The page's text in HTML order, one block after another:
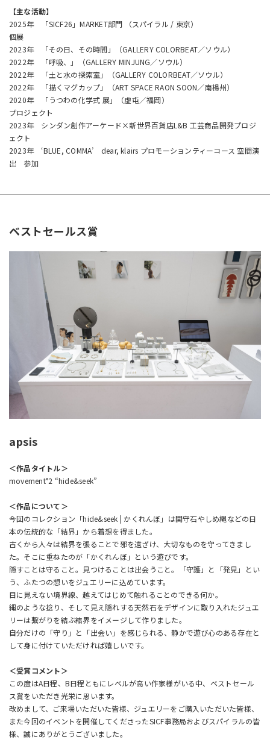
【主な活動】
2025年 「SICF26」MARKET部門 （スパイラル / 東京）
個展
2023年 「その日、その時間」（GALLERY COLORBEAT／ソウル）
2022年 「呼吸、」（GALLERY MINJUNG／ソウル）
2022年 「土と水の探索室」（GALLERY COLORBEAT／ソウル）
2022年 「描くマグカップ」（ART SPACE RAON SOON／南楊州）
2020年 「うつわの化学式 展」（虚屯／福岡）
プロジェクト
2023年 シンダン創作アーケード×新世界百貨店L&B 工芸商品開発プロジ
ェクト
2023年 ‘BLUE, COMMA’ dear, klairs プロモーションティーコース 空間演
出 参加
ベストセールス賞
apsis
＜作品タイトル＞
movement°2 “hide&seek”
＜作品について＞
今回のコレクション「hide&seek | かくれんぼ」は関守石やしめ縄などの日
本の伝統的な「結界」から着想を得ました。
古くから人々は結界を張ることで邪を遠ざけ、大切なものを守ってきまし
た。そこに重ねたのが「かくれんぼ」という遊びです。
隠すことは守ること。見つけることは出会うこと。「守護」と「発見」とい
う、ふたつの想いをジュエリーに込めています。
目に見えない境界線、越えてはじめて触れることのできる何か。
縄のような捻り、そして見え隠れする天然石をデザインに取り入れたジュエ
リーは繋がりを結ぶ結界をイメージして作りました。
自分だけの「守り」と「出会い」を感じられる、静かで遊び心のある存在と
して身に付けていただければ嬉しいです。
＜受賞コメント＞
この度はA日程、B日程ともにレベルが高い作家様がいる中、ベストセール
ス賞をいただき光栄に思います。
改めまして、ご来場いただいた皆様、ジュエリーをご購入いただいた皆様、
また今回のイベントを開催してくださったSICF事務局およびスパイラルの皆
様、誠にありがとうございました。